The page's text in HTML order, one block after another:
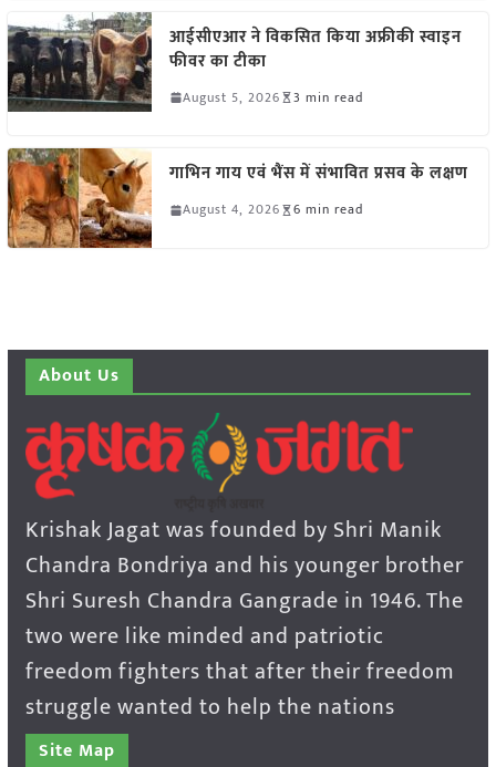
आईसीएआर ने विकसित किया अफ्रीकी स्वाइन
फीवर का टीका
August 5, 2026 3 min read
गाभिन गाय एवं भैंस में संभावित प्रसव के लक्षण
August 4, 2026 6 min read
About Us
Krishak Jagat was founded by Shri Manik
Chandra Bondriya and his younger brother
Shri Suresh Chandra Gangrade in 1946. The
two were like minded and patriotic
freedom fighters that after their freedom
struggle wanted to help the nations
Site Map